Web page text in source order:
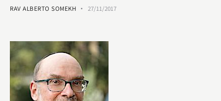
RAV ALBERTO SOMEKH 27/11/2017